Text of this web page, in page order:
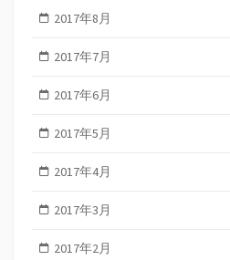
2017年8月
2017年7月
2017年6月
2017年5月
2017年4月
2017年3月
2017年2月